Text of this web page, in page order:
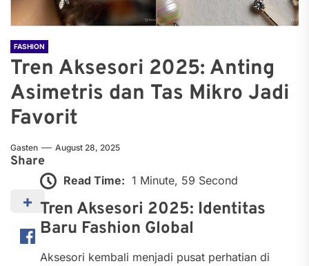
FASHION
Tren Aksesori 2025: Anting
Asimetris dan Tas Mikro Jadi
Favorit
Gasten August 28, 2025
Share
Read Time: 1 Minute, 59 Second
Tren Aksesori 2025: Identitas
Baru Fashion Global
Aksesori kembali menjadi pusat perhatian di